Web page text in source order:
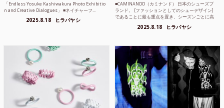
「Endless Yosuke Kashiwakura Photo Exhibitio
n and Creative Dialogues」 ■ネイチャーフ...
2025.8.18 ヒラバヤシ
■CAMINANDO（カミナンド） 日本のシューズブ
ランド。 [ファッションとしてのシューデザイン]
であることに最も重点を置き、シーズンごとに高
2025.8.18 ヒラバヤシ